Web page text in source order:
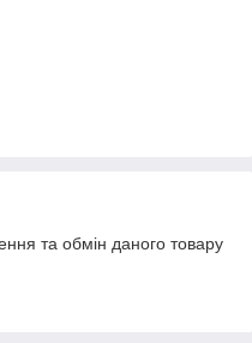
та обмін даного товару